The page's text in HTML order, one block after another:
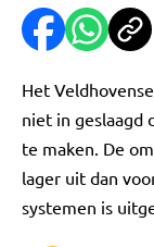
Het
niet in geslaagd
te maken. De
lager uit dan
systemen is